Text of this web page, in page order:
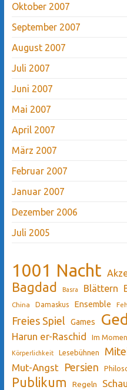
Oktober 2007
September 2007
August 2007
Juli 2007
Juni 2007
Mai 2007
April 2007
März 2007
Februar 2007
Januar 2007
Dezember 2006
Juli 2005
1001 Nacht
Bagdad Basra Blättern
China Damaskus Ensemble
Freies Spiel Games
Harun er-Raschid Im
Körperlichkeit Lesebühnen
Mut-Angst Persien
Publikum Regeln